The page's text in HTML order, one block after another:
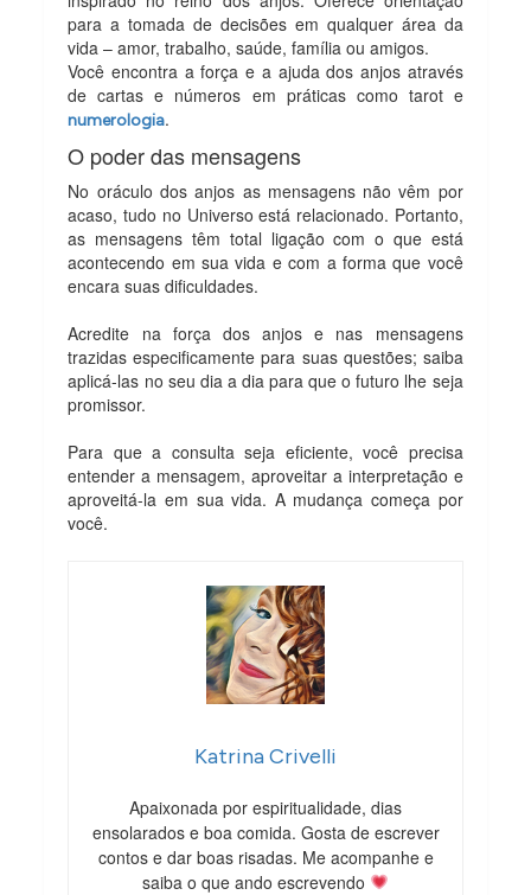
para a tomada de decisões em qualquer área da
vida – amor, trabalho, saúde, família ou amigos.
Você encontra a força e a ajuda dos anjos através
de cartas e números em práticas como tarot e
numerologia.
O poder das mensagens
No oráculo dos anjos as mensagens não vêm por
acaso, tudo no Universo está relacionado. Portanto,
as mensagens têm total ligação com o que está
acontecendo em sua vida e com a forma que você
encara suas dificuldades.
Acredite na força dos anjos e nas mensagens
trazidas especificamente para suas questões; saiba
aplicá-las no seu dia a dia para que o futuro lhe seja
promissor.
Para que a consulta seja eficiente, você precisa
entender a mensagem, aproveitar a interpretação e
aproveitá-la em sua vida. A mudança começa por
você.
Katrina Crivelli
Apaixonada por espiritualidade, dias
ensolarados e boa comida. Gosta de escrever
contos e dar boas risadas. Me acompanhe e
saiba o que ando escrevendo